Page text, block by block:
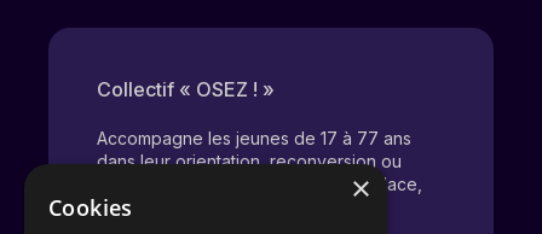
Collectif « OSEZ ! »
Accompagne les jeunes de 17 à 77 ans
dans leur orientation, reconversion ou
évolution pro. Une dynamique d’audace,
d’écoute et de croissance.
×
Cookies